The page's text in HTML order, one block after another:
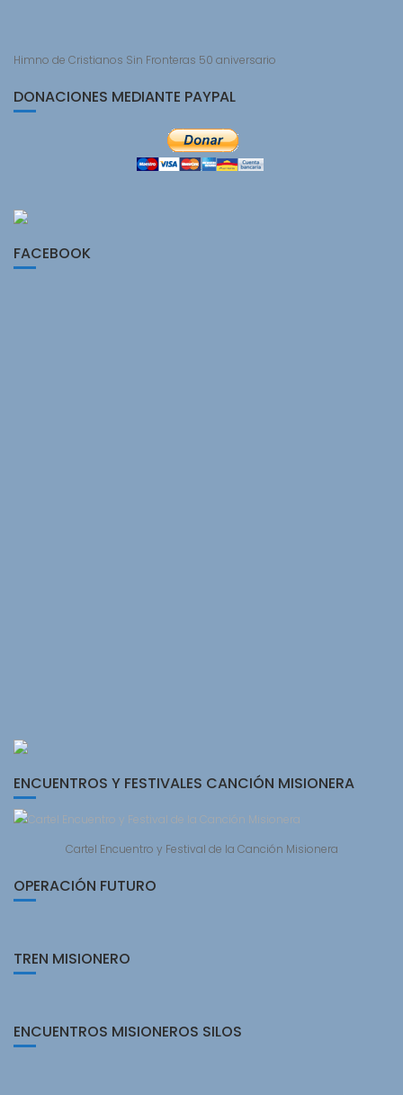
Himno de Cristianos Sin Fronteras 50 aniversario
DONACIONES MEDIANTE PAYPAL
FACEBOOK
ENCUENTROS Y FESTIVALES CANCIÓN MISIONERA
Cartel Encuentro y Festival de la Canción Misionera
OPERACIÓN FUTURO
TREN MISIONERO
ENCUENTROS MISIONEROS SILOS